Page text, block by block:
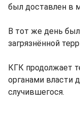
был доставлен в
В тот же день
загрязнённой
КГК продолжает
органами власти
случившегося.